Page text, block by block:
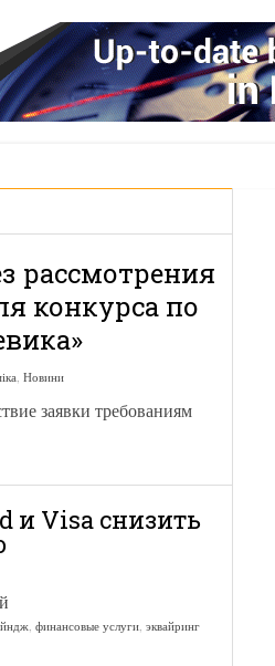
рассмотрения
конкурса по
, Новини
заявки требованиям
и Visa снизить
, финансовые услуги, эквайринг